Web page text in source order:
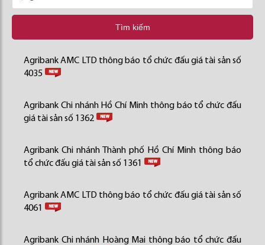
Tìm kiếm
Agribank AMC LTD thông báo tổ chức đấu giá tài sản số
4035
Agribank Chi nhánh Hồ Chí Minh thông báo tổ chức đấu
giá tài sản số 1362
Agribank Chi nhánh Thành phố Hồ Chí Minh thông báo
tổ chức đấu giá tài sản số 1361
Agribank AMC LTD thông báo tổ chức đấu giá tài sản số
4061
Agribank Chi nhánh Hoàng Mai thông báo tổ chức đấu